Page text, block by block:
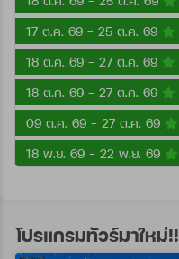
17 ต.ค. 69 - 25 ต.ค. 69
18 ต.ค. 69 - 27 ต.ค. 69
18 ต.ค. 69 - 27 ต.ค. 69
09 ต.ค. 69 - 27 ต.ค. 69
18 พ.ย. 69 - 22 พ.ย. 69
โปรแกรมทัวร์มาใหม่!!